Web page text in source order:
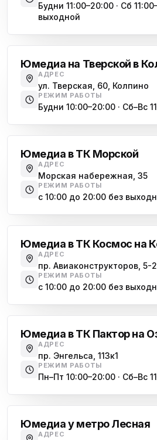
Будни 11:00–20:00 · Сб
выходной
Юмедиа на Тверской в
АДРЕС
ул. Тверская, 60, Колпино
РЕЖИМ РАБОТЫ
Будни 10:00–20:00 · Сб–Вс
Юмедиа в ТК Морской
АДРЕС
Морская набережная, 35
РЕЖИМ РАБОТЫ
с 10:00 до 20:00 без
Юмедиа в ТК Космос на
АДРЕС
пр. Авиаконструкторов, 5-2
РЕЖИМ РАБОТЫ
с 10:00 до 20:00 без
Юмедиа в ТК Пактор на
АДРЕС
пр. Энгельса, 113к1
РЕЖИМ РАБОТЫ
Пн–Пт 10:00–20:00 · Сб–Вс
Юмедиа у метро Лесная
АДРЕС